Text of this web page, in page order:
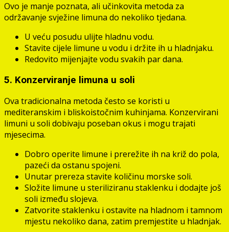
Ovo je manje poznata, ali učinkovita metoda za
održavanje svježine limuna do nekoliko tjedana.
U veću posudu ulijte hladnu vodu.
Stavite cijele limune u vodu i držite ih u hladnjaku.
Redovito mijenjajte vodu svakih par dana.
5. Konzerviranje limuna u soli
Ova tradicionalna metoda često se koristi u
mediteranskim i bliskoistočnim kuhinjama. Konzervirani
limuni u soli dobivaju poseban okus i mogu trajati
mjesecima.
Dobro operite limune i prerežite ih na križ do pola,
pazeći da ostanu spojeni.
Unutar prereza stavite količinu morske soli.
Složite limune u steriliziranu staklenku i dodajte još
soli između slojeva.
Zatvorite staklenku i ostavite na hladnom i tamnom
mjestu nekoliko dana, zatim premjestite u hladnjak.